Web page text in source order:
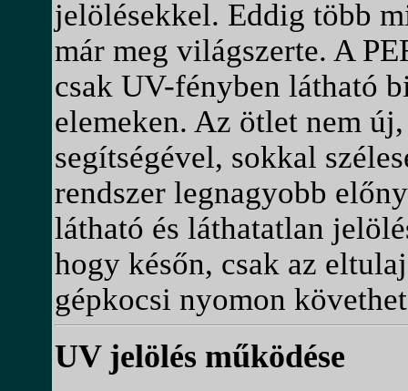
jelölésekkel. Eddig több
már meg világszerte. A
csak UV-fényben látható
elemeken. Az ötlet nem
segítségével, sokkal
rendszer legnagyobb
látható és láthatatlan
hogy későn, csak az
gépkocsi nyomon
UV jelölés működése